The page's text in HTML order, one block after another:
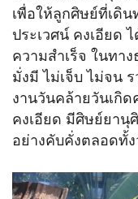
เพื่อให้ลูกศิษย์ที่เดิ
ประเวศน์ คงเอียด
ความสำเร็จ ในทา
มั่งมี ไม่เจ็บ ไม่จน
งานวันคล้ายวันเกิด
คงเอียด มีศิษย์ยานุ
อย่างคับคั่งตลอดทั้